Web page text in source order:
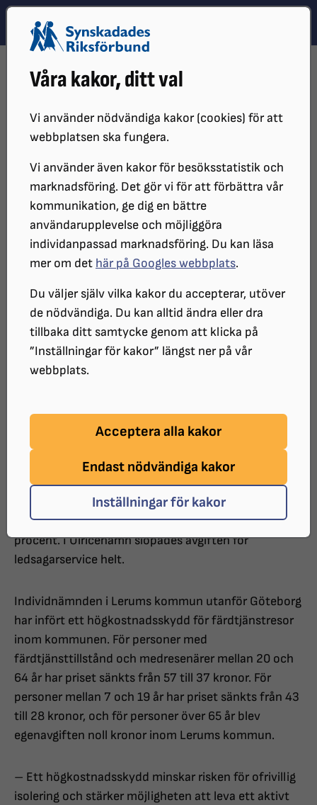
Våra kakor, ditt val
Vi använder nödvändiga kakor (cookies) för att
webbplatsen ska fungera.
Vi använder även kakor för besöksstatistik och
marknadsföring. Det gör vi för att förbättra vår
kommunikation, ge dig en bättre
användarupplevelse och möjliggöra
individanpassad marknadsföring. Du kan läsa
mer om det här på Googles webbplats.
Du väljer själv vilka kakor du accepterar, utöver
de nödvändiga. Du kan alltid ändra eller dra
tillbaka ditt samtycke genom att klicka på
”Inställningar för kakor” längst ner på vår
webbplats.
Acceptera alla kakor
Endast nödvändiga kakor
Inställningar för kakor
Hoppa till innehåll
Hoppa till hitta snabbt
DISTRIKT
SRF BOHUSLÄN NYHETER
Färdtjänsttaxa
Det finns exempel där färdtjänstresorna
blir billigare
I slutet på förra året kom besked från flera håll vad
gäller avgifter för personer i behov av färdtjänst och
ledsagarservice. Sedan januari har priserna för
färdtjänstresorna i Lerum sänkts med närmare 35
procent. I Ulricehamn slopades avgiften för
ledsagarservice helt.
Individnämnden i Lerums kommun utanför Göteborg
har infört ett högkostnadsskydd för färdtjänstresor
inom kommunen. För personer med
färdtjänsttillstånd och medresenärer mellan 20 och
64 år har priset sänkts från 57 till 37 kronor. För
personer mellan 7 och 19 år har priset sänkts från 43
till 28 kronor, och för personer över 65 år blev
egenavgiften noll kronor inom Lerums kommun.
– Ett högkostnadsskydd minskar risken för ofrivillig
isolering och stärker möjligheten att leva ett aktivt